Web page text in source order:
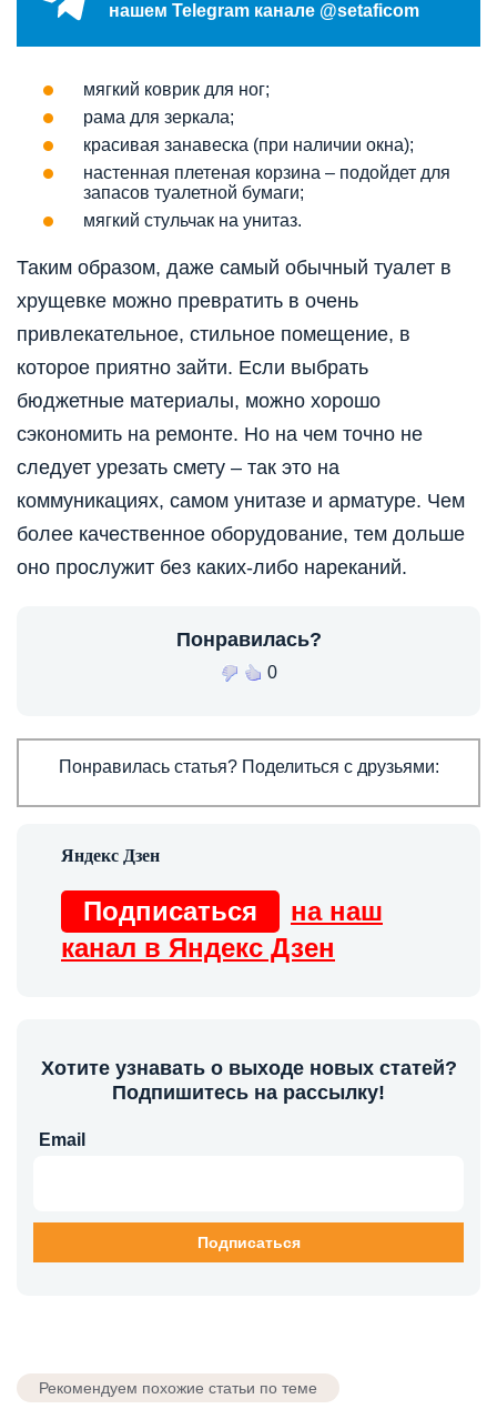
нашем Telegram канале @setaficom
мягкий коврик для ног;
рама для зеркала;
красивая занавеска (при наличии окна);
настенная плетеная корзина – подойдет для
запасов туалетной бумаги;
мягкий стульчак на унитаз.
Таким образом, даже самый обычный туалет в
хрущевке можно превратить в очень
привлекательное, стильное помещение, в
которое приятно зайти. Если выбрать
бюджетные материалы, можно хорошо
сэкономить на ремонте. Но на чем точно не
следует урезать смету – так это на
коммуникациях, самом унитазе и арматуре. Чем
более качественное оборудование, тем дольше
оно прослужит без каких-либо нареканий.
Понравилась?
0
Понравилась статья? Поделиться с друзьями:
Подписаться
на наш
канал в Яндекс Дзен
Хотите узнавать о выходе новых статей?
Подпишитесь на рассылку!
Email
Рекомендуем похожие статьи по теме